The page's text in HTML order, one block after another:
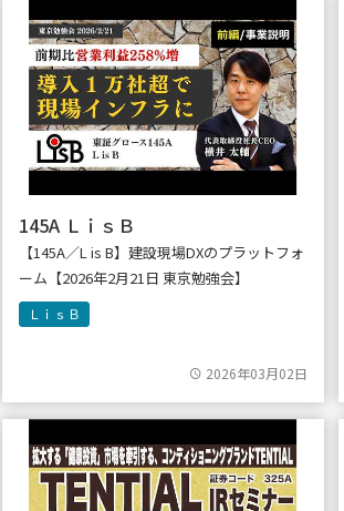
145A ＬｉｓＢ
【145A／L is B】建設現場DXのプラットフォ
ーム【2026年2月21日 東京勉強会】
ＬｉｓＢ
2026年03月02日